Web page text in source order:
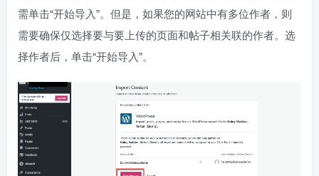
需单击“开始导入”。但是，如果您的网站中有多位作者，则
需要确保仅选择要与要上传的页面和帖子相关联的作者。选
择作者后，单击“开始导入”。